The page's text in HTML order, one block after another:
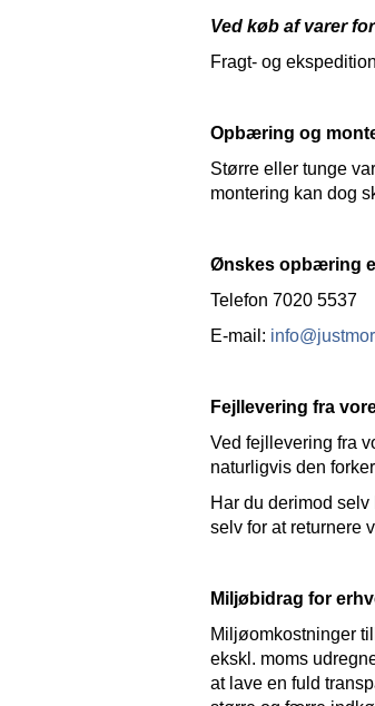
Ved køb af varer
Fragt- og
Opbæring og
Større eller tunge
montering kan dog
Ønskes opbæring
Telefon 7020 5537
E-mail:
Fejllevering fra
Ved fejllevering fra
naturligvis den
Har du derimod
selv for at returnere
Miljøbidrag for
Miljøomkostninger
ekskl. moms
at lave en fuld